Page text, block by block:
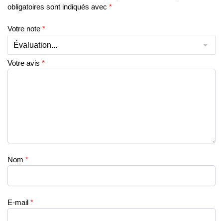
obligatoires sont indiqués avec *
Votre note *
Votre avis *
Nom *
E-mail *